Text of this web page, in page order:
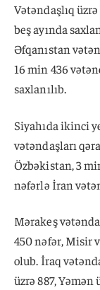
Vətəndaşlıq
beş ayında
Əfqanıstan
16 min 436
saxlanılıb.
Siyahıda ikinci
vətəndaşları
Özbəkistan, 3
nəfərlə İran
Mərakeş
450 nəfər, Misir
olub. İraq
üzrə 887,